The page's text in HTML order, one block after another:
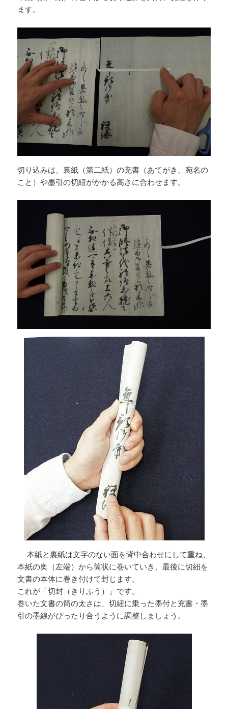
ます。
切り込みは、裏紙（第二紙）の充書（あてがき、宛名の
こと）や墨引の切紐がかかる高さに合わせます。
本紙と裏紙は文字のない面を背中合わせにして重ね、
本紙の奥（左端）から筒状に巻いていき、最後に切紐を
文書の本体に巻き付けて封じます。
これが「切封（きりふう）」です。
巻いた文書の筒の太さは、切紐に乗った墨付と充書・墨
引の墨線がぴったり合うように調整しましょう。